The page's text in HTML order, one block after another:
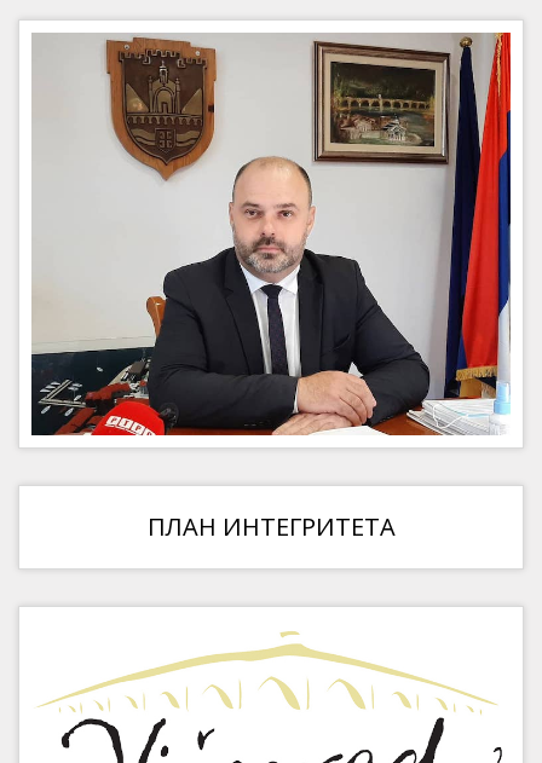
ПЛАН ИНТЕГРИТЕТА